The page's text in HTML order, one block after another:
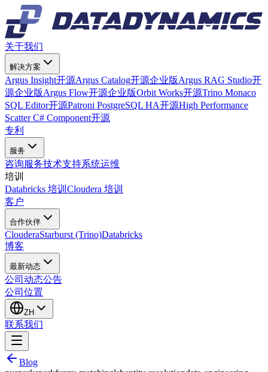
关于我们
解决方案
Argus Insight开源Argus Catalog开源企业版Argus RAG Studio开
源企业版Argus Flow开源企业版Orbit Works开源Trino Monaco
SQL Editor开源Patroni PostgreSQL HA开源High Performance
Scatter C# Component开源
专利
服务
咨询服务技术支持系统运维
培训
Databricks 培训 Cloudera 培训
客户
合作伙伴
ClouderaStarburst (Trino)Databricks
博客
最新动态
公司动态公告
公司位置
ZH
联系我们
Blog